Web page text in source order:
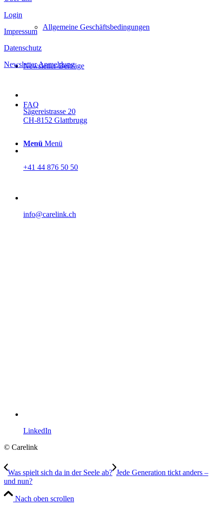
Allgemeine Geschäftsbedingungen
Newsletter-Beiträge
FAQ
Menü Menü
Login
Impressum
Datenschutz
Newsletter Anmeldung
Sägereistrasse 20
CH-8152 Glattbrugg
+41 44 876 50 50
info@carelink.ch
LinkedIn
© Carelink
Was spielt sich da in der Seele ab? Jede Generation tickt anders –
und nun?
Nach oben scrollen